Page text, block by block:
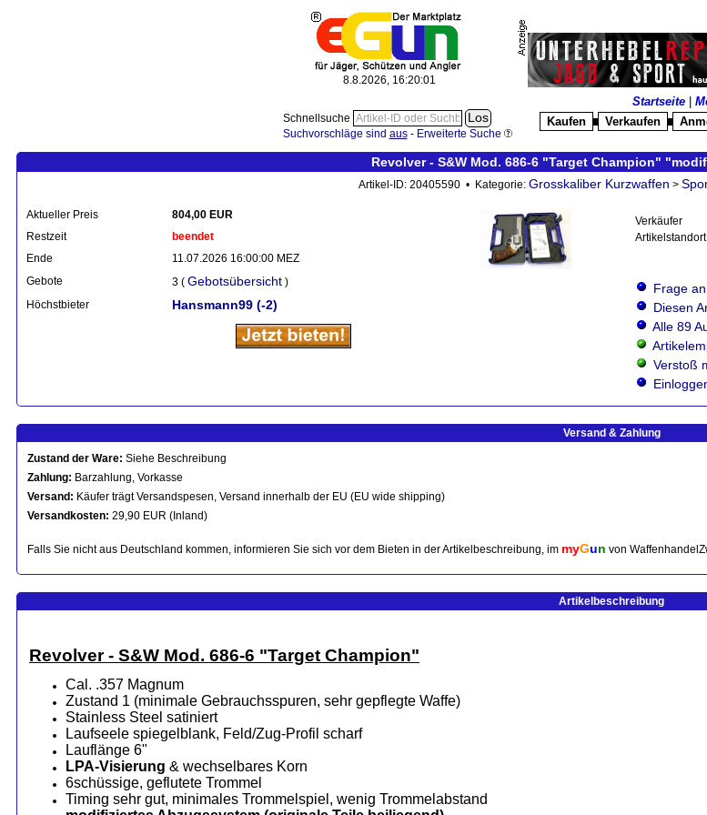
8.8.2026, 16:20:02
Schnellsuche
Suchvorschläge sind aus- Erweiterte Suche
Startseite
Kaufen
Verkaufen
Revolver - S&W Mod. 686-6 "Target Champion"
Artikel-ID: 20405590 • Kategorie: Grosskaliber Kurzwaffen >
Aktueller Preis
804,00 EUR
Restzeit
beendet
Ende
11.07.2026 16:00:00 MEZ
Gebote
3 ( Gebotsübersicht )
Höchstbieter
Hansmann99 (-2)
Verkäufer
Artikelstandort
Frage
Diesen
Alle 89
Verstoß
Versand & Zahlung
Zustand der Ware: Siehe Beschreibung
Zahlung: Barzahlung, Vorkasse
Versand: Käufer trägt Versandspesen, Versand innerhalb der EU (EU wide shipping)
Versandkosten: 29,90 EUR (Inland)
Falls Sie nicht aus Deutschland kommen, informieren Sie sich vor dem Bieten in der Artikelbeschreibung, im myGun von
Artikelbeschreibung
Revolver - S&W Mod. 686-6 "Target Champion"
Cal. .357 Magnum
Zustand 1 (minimale Gebrauchsspuren, sehr gepflegte Waffe)
Stainless Steel satiniert
Laufseele spiegelblank, Feld/Zug-Profil scharf
Lauflänge 6"
LPA-Visierung & wechselbares Korn
6schüssige, geflutete Trommel
Timing sehr gut, minimales Trommelspiel, wenig Trommelabstand